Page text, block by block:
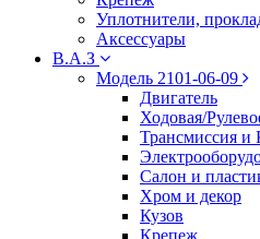
Уплотнители,
Аксессуары
В.А.З
Модель 2101-06-09
Двигатель
Ходовая/
Трансмиссия
Салон и
Хром и декор
Кузов
Крепеж